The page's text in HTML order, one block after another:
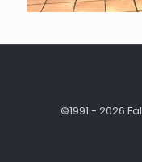
©1991 - 2026